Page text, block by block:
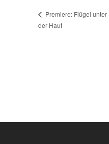
Premiere: Flügel unter
der Haut